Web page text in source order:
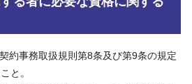
約事務取扱規則第8条及び第9条の規定
と。